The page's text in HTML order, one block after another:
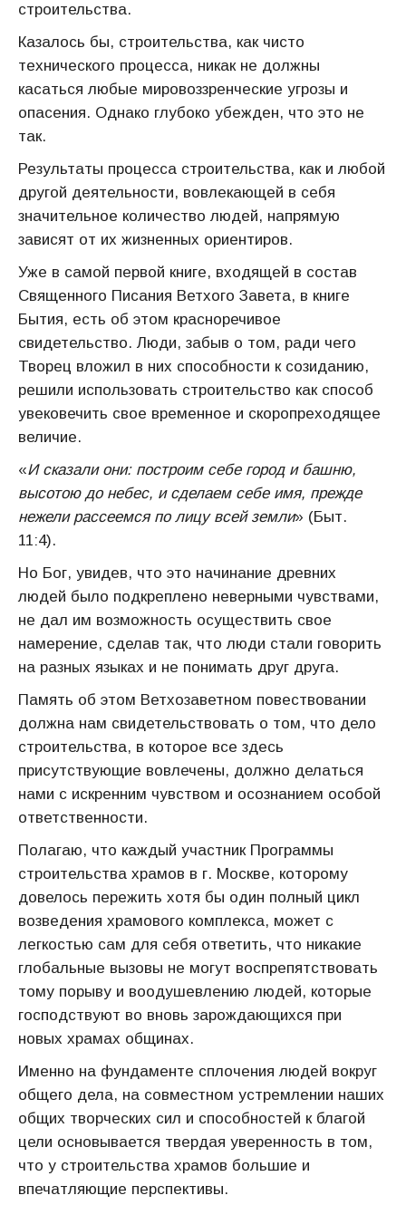
строительства.
Казалось бы, строительства, как чисто
технического процесса, никак не должны
касаться любые мировоззренческие угрозы и
опасения. Однако глубоко убежден, что это не
так.
Результаты процесса строительства, как и любой
другой деятельности, вовлекающей в себя
значительное количество людей, напрямую
зависят от их жизненных ориентиров.
Уже в самой первой книге, входящей в состав
Священного Писания Ветхого Завета, в книге
Бытия, есть об этом красноречивое
свидетельство. Люди, забыв о том, ради чего
Творец вложил в них способности к созиданию,
решили использовать строительство как способ
увековечить свое временное и скоропреходящее
величие.
«И сказали они: построим себе город и башню,
высотою до небес, и сделаем себе имя, прежде
нежели рассеемся по лицу всей земли» (Быт.
11:4).
Но Бог, увидев, что это начинание древних
людей было подкреплено неверными чувствами,
не дал им возможность осуществить свое
намерение, сделав так, что люди стали говорить
на разных языках и не понимать друг друга.
Память об этом Ветхозаветном повествовании
должна нам свидетельствовать о том, что дело
строительства, в которое все здесь
присутствующие вовлечены, должно делаться
нами с искренним чувством и осознанием особой
ответственности.
Полагаю, что каждый участник Программы
строительства храмов в г. Москве, которому
довелось пережить хотя бы один полный цикл
возведения храмового комплекса, может с
легкостью сам для себя ответить, что никакие
глобальные вызовы не могут воспрепятствовать
тому порыву и воодушевлению людей, которые
господствуют во вновь зарождающихся при
новых храмах общинах.
Именно на фундаменте сплочения людей вокруг
общего дела, на совместном устремлении наших
общих творческих сил и способностей к благой
цели основывается твердая уверенность в том,
что у строительства храмов большие и
впечатляющие перспективы.